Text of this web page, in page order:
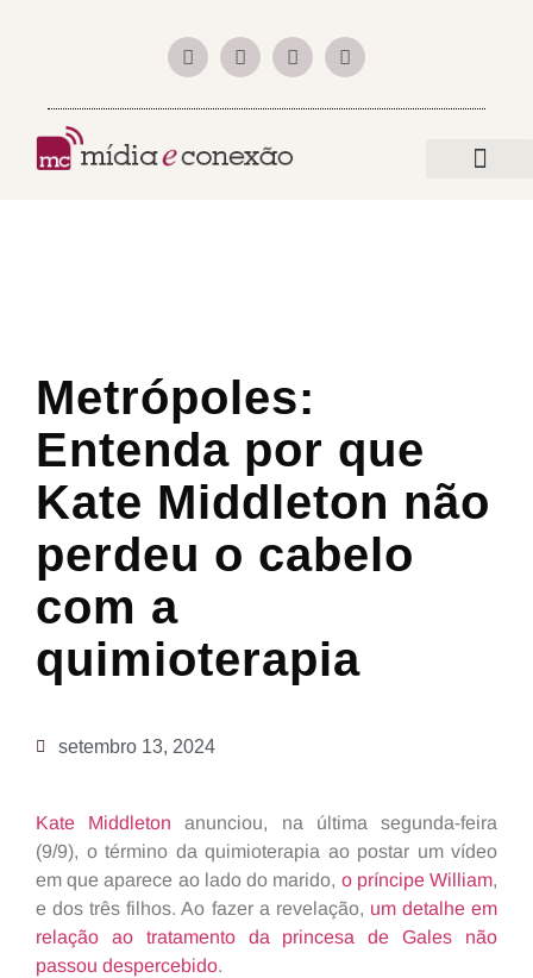
Metrópoles:
Entenda por que
Kate Middleton não
perdeu o cabelo
com a
quimioterapia
setembro 13, 2024
Kate Middleton anunciou, na última segunda-feira
(9/9), o término da quimioterapia ao postar um vídeo
em que aparece ao lado do marido, o príncipe William,
e dos três filhos. Ao fazer a revelação, um detalhe em
relação ao tratamento da princesa de Gales não
passou despercebido.